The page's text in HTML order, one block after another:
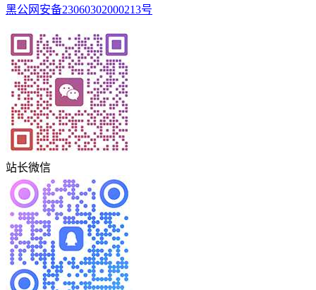
黑公网安备23060302000213号
站长微信